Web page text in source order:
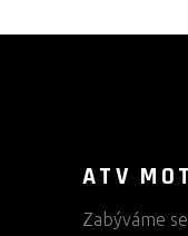
ATV
Zabýváme